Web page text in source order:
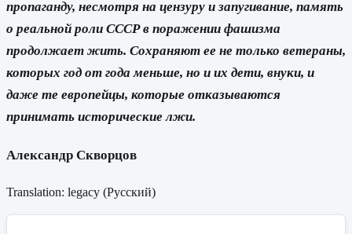
пропаганду, несмотря на цензуру и запугивание, память
о реальной роли СССР в поражении фашизма
продолжает жить. Сохраняют ее не только ветераны,
которых год от года меньше, но и их дети, внуки, и
даже те европейцы, которые отказываются
принимать исторические лжи.
Александр Скворцов
Translation: legacy (Русский)